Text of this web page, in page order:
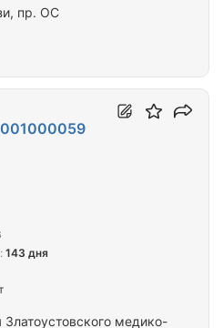
пр. ОС
медико-
143 дня